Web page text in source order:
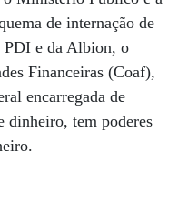
de internação de
PDI e da Albion, o
Financeiras (Coaf),
encarregada de
dinheiro, tem poderes